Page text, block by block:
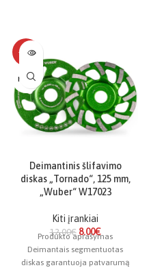
-33%
NĖRA
Deimantinis šlifavimo
diskas „Tornado“, 125 mm,
„Wuber“ W17023
Kiti įrankiai
12.00€ 8.00€
Produkto aprašymas
Deimantais segmentuotas
diskas garantuoja patvarumą